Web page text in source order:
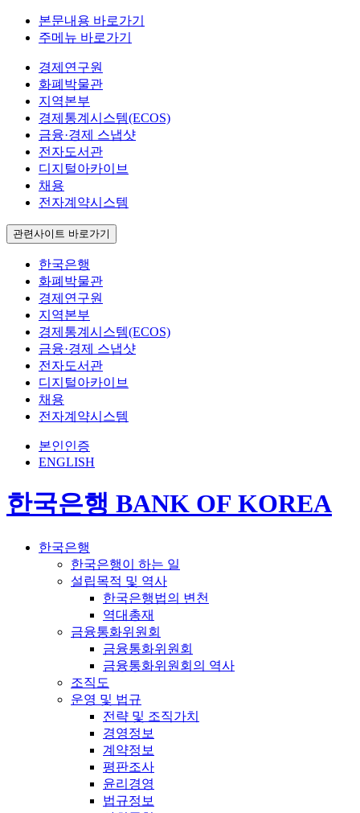
본문내용 바로가기
주메뉴 바로가기
경제연구원
화폐박물관
지역본부
경제통계시스템(ECOS)
금융·경제 스냅샷
전자도서관
디지털아카이브
채용
전자계약시스템
관련사이트 바로가기
한국은행
화폐박물관
경제연구원
지역본부
경제통계시스템(ECOS)
금융·경제 스냅샷
전자도서관
디지털아카이브
채용
전자계약시스템
본인인증
ENGLISH
한국은행 BANK OF KOREA
한국은행
한국은행이 하는 일
설립목적 및 역사
한국은행법의 변천
역대총재
금융통화위원회
금융통화위원회
금융통화위원회의 역사
조직도
운영 및 법규
전략 및 조직가치
경영정보
계약정보
평판조사
윤리경영
법규정보